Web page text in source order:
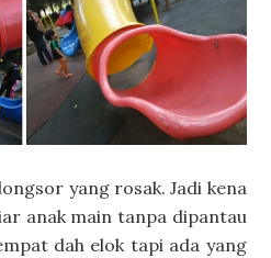
yang rosak. Jadi kena
anak main tanpa dipantau
dah elok tapi ada yang